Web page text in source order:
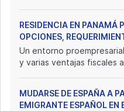
RESIDENCIA EN PANAMÁ
OPCIONES,
Un entorno
y varias ventajas fiscales
MUDARSE DE ESPAÑA A
EMIGRANTE ESPAÑOL EN